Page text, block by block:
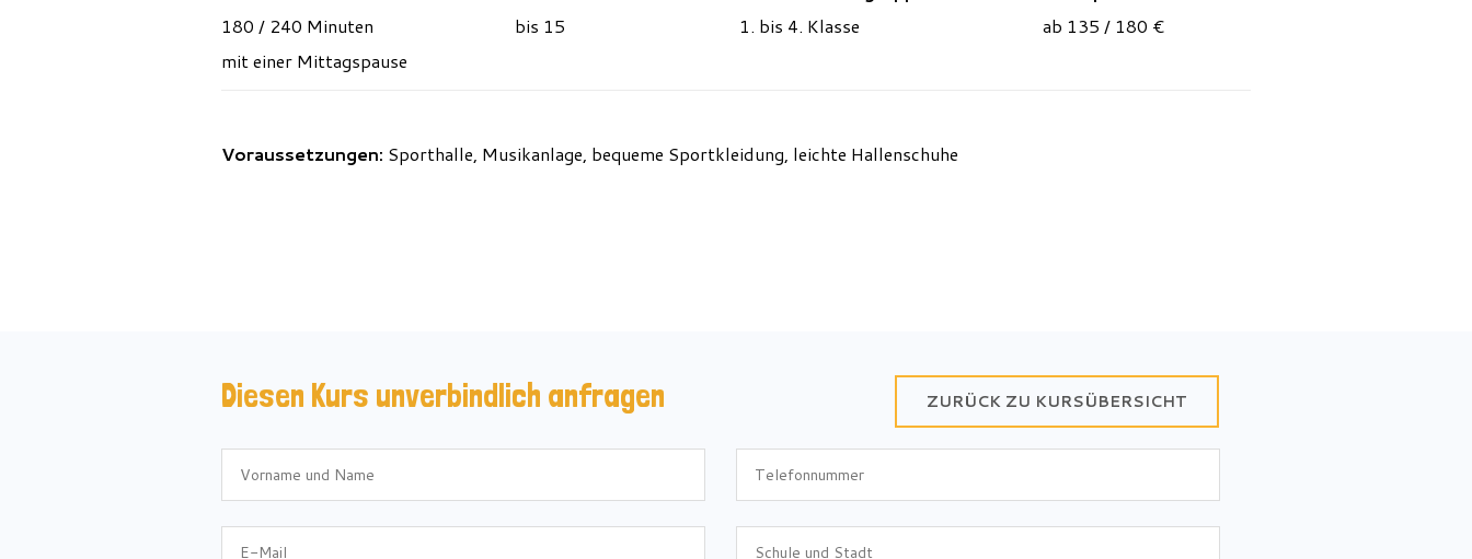
180 / 240 Minuten
mit einer Mittagspause
bis 15 1. bis 4. Klasse ab 135 / 180 €
Voraussetzungen: Sporthalle, Musikanlage, bequeme Sportkleidung, leichte Hallenschuhe
Diesen Kurs unverbindlich anfragen ZURÜCK ZU KURSÜBERSICHT